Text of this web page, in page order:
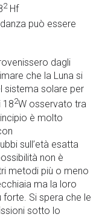
2Hf
può essere
dagli
che la Luna si
sistema solare per
182W osservato tra
è molto
sull’età esatta
non è
metodi più o meno
ma la loro
Si spera che le
sotto lo